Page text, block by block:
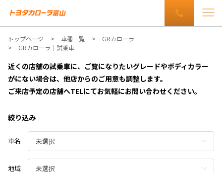
トップページ 車種一覧
GRカローラ
GRカローラ｜試乗車
近くの店舗の試乗車に、ご覧になりたいグレードやボディカラー
がにない場合は、他店からのご用意も調整します。
ご来店予定の店舗へTELにてお気軽にお問い合わせください。
絞り込み
車名
地域